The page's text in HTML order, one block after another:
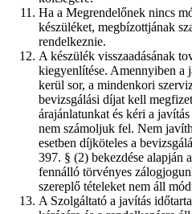
Ha a Megrendelőnek nincs
készüléket, megbízottjának
rendelkeznie.
A készülék visszaadásának
kiegyenlítése. Amennyiben a
kerül sor, a mindenkori
bevizsgálási díjat kell
árajánlatunkat és kéri a
nem számoljuk fel. Nem
esetben díjköteles a
397. § (2) bekezdése alapján
fennálló törvényes
szereplő tételeket nem áll
A Szolgáltató a javítás